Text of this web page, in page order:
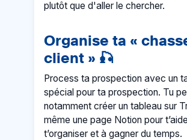
plutôt que d'aller le chercher.
Organise ta «
client » 🎣
Process ta prospection avec un
spécial pour ta prospection. Tu
notamment créer un tableau sur
même une page Notion pour
t’organiser et à gagner du temps.